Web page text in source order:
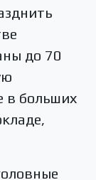
до 70
в больших